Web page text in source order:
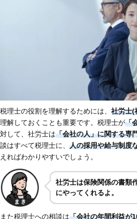
税理士の役割を理解するためには、 社労士(
理解しておくことも重要です。税理士が「
対して、社労士は「会社の人」に関する専
談はすべて税理士に、 人の採用や給与制度
えればわかりやすいでしょう。
社労士は保険関係の書類
にやってくれるよ。
また税理士への相談は「会社の年間利益が